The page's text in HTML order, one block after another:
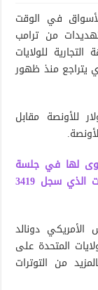
في الوقت
من ترامب
للولايات
يتراجع منذ ظهور
العقود الآجلة للذهب إلى 3408 دولار للأونصة مقابل
لها في جلسة
الخميس عند 3358 دولار مقابل أعلى المستويات الذي سجل 3419
دونالد
المتحدة على
من التوترات